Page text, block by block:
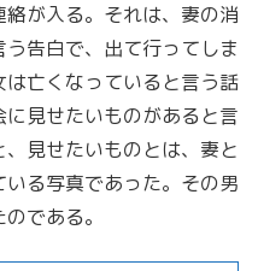
が入る。それは、妻の消
告白で、出て行ってしま
亡くなっていると言う話
見せたいものがあると言
見せたいものとは、妻と
る写真であった。その男
である。